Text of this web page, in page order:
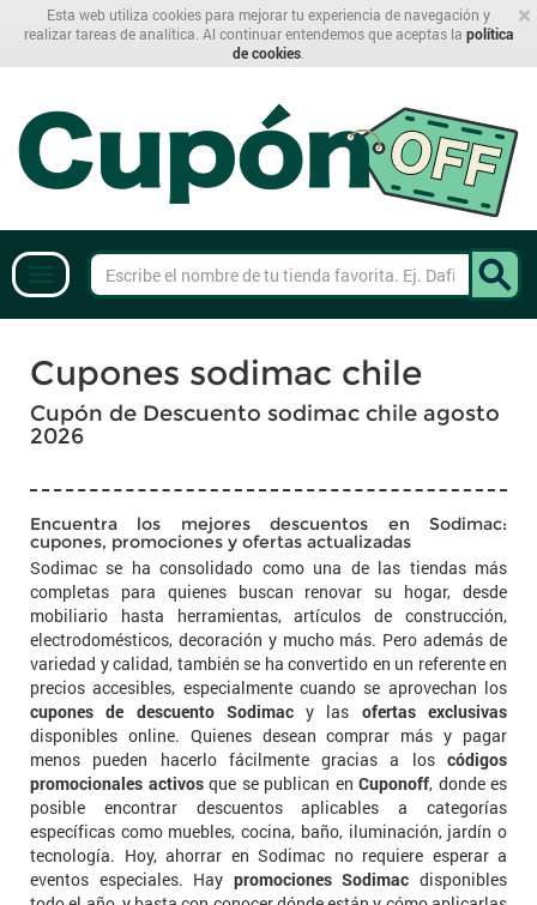
×
Esta web utiliza cookies para mejorar tu experiencia de navegación y
realizar tareas de analítica. Al continuar entendemos que aceptas la política
de cookies
Cupones sodimac chile
Cupón de Descuento sodimac chile agosto
2026
Encuentra los mejores descuentos en Sodimac:
cupones, promociones y ofertas actualizadas
Sodimac se ha consolidado como una de las tiendas más
completas para quienes buscan renovar su hogar, desde
mobiliario hasta herramientas, artículos de construcción,
electrodomésticos, decoración y mucho más. Pero además de
variedad y calidad, también se ha convertido en un referente en
precios accesibles, especialmente cuando se aprovechan los
cupones de descuento Sodimacy las ofertas exclusivas
disponibles online. Quienes desean comprar más y pagar
menos pueden hacerlo fácilmente gracias a los códigos
promocionales activosque se publican en Cuponoff, donde es
posible encontrar descuentos aplicables a categorías
específicas como muebles, cocina, baño, iluminación, jardín o
tecnología. Hoy, ahorrar en Sodimac no requiere esperar a
eventos especiales. Hay promociones Sodimac disponibles